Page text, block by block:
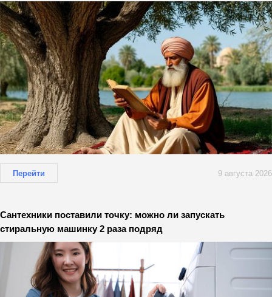
Перейти 9 августа 2026
Сантехники поставили точку: можно ли запускать
стиральную машинку 2 раза подряд